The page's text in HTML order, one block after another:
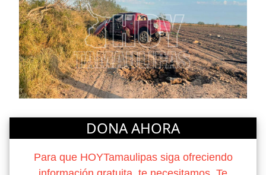
DONA AHORA
Para que HOYTamaulipas siga ofreciendo